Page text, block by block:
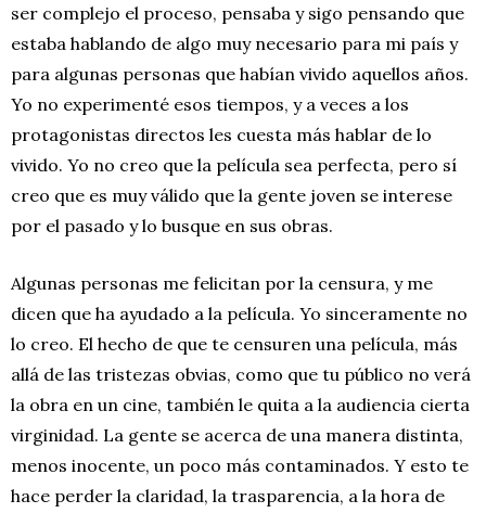
ser complejo el proceso, pensaba y sigo pensando que
estaba hablando de algo muy necesario para mi país y
para algunas personas que habían vivido aquellos años.
Yo no experimenté esos tiempos, y a veces a los
protagonistas directos les cuesta más hablar de lo
vivido. Yo no creo que la película sea perfecta, pero sí
creo que es muy válido que la gente joven se interese
por el pasado y lo busque en sus obras.
Algunas personas me felicitan por la censura, y me
dicen que ha ayudado a la película. Yo sinceramente no
lo creo. El hecho de que te censuren una película, más
allá de las tristezas obvias, como que tu público no verá
la obra en un cine, también le quita a la audiencia cierta
virginidad. La gente se acerca de una manera distinta,
menos inocente, un poco más contaminados. Y esto te
hace perder la claridad, la trasparencia, a la hora de